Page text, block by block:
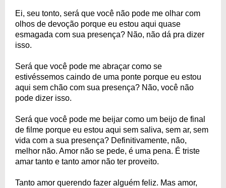
Ei, seu tonto, será que você não pode me olhar com
olhos de devoção porque eu estou aqui quase
esmagada com sua presença? Não, não dá pra dizer
isso.
Será que você pode me abraçar como se
estivéssemos caindo de uma ponte porque eu estou
aqui sem chão com sua presença? Não, você não
pode dizer isso.
Será que você pode me beijar como um beijo de final
de filme porque eu estou aqui sem saliva, sem ar, sem
vida com a sua presença? Definitivamente, não,
melhor não. Amor não se pede, é uma pena. É triste
amar tanto e tanto amor não ter proveito.
Tanto amor querendo fazer alguém feliz. Mas amor,